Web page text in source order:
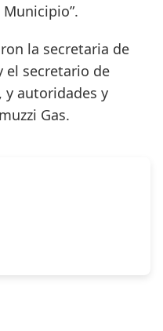
la secretaria de
el secretario de
y autoridades y
Gas.